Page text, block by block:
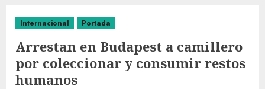
Internacional Portada
Arrestan en Budapest a camillero
por coleccionar y consumir restos
humanos